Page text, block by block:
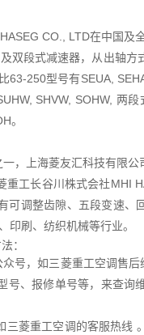
CO., LTD在中国及
双段式减速器，从出轴
63-250型号有SEUA,
SHVW, SOHW, 两
。
，上海菱友汇科技有限
工长谷川株式会社MHI
可调整齿隙、五段变速
印刷、纺织机械等行业。
：
号，如三菱重工空调售
、报修单号等，来查询
三菱重工空调的客服热线